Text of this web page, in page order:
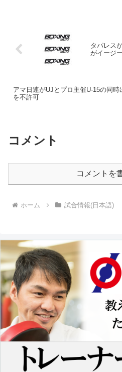
タパレス
がイージー
アマ日連がUJとプロ主催U-15の同時
を不許可
コメント
コメントを
ホーム 試合情報(日本語)